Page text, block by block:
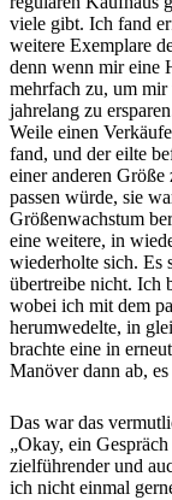
viele gibt. Ich fand
weitere Exemplare
denn wenn mir eine
mehrfach zu, um
jahrelang zu
Weile einen
fand, und der eilte
einer anderen
passen würde, sie
Größenwachstum
eine weitere, in
wiederholte sich. Es
übertreibe nicht. Ich
wobei ich mit dem
herumwedelte, in
brachte eine in
Manöver dann ab,
Das war das
„Okay, ein
zielführender und
ich nicht einmal